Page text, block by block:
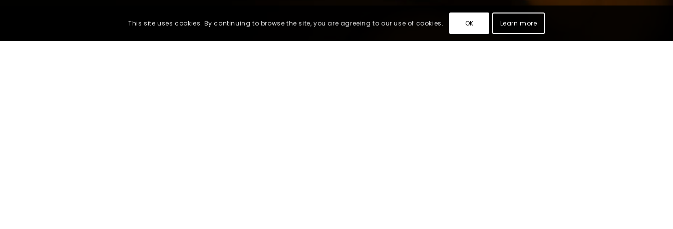
This site uses cookies. By continuing to browse the site, you are agreeing to our use of cookies. OK Learn more